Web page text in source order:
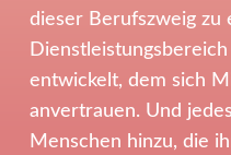
dieser Berufszweig zu
entwickelt, dem sich
anvertrauen. Und
Menschen hinzu, die